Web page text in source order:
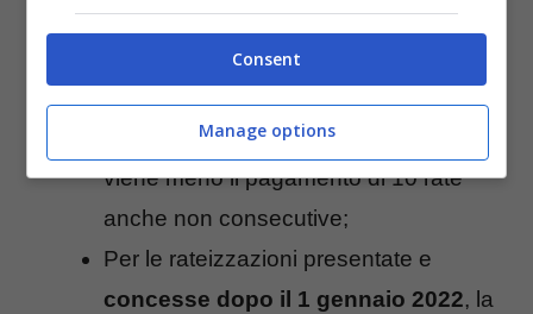
anche non consecutive;
Per la rateizzazione
decadenza si attua nel momento in cui
viene meno il pagamento di 10 rate
anche non consecutive;
Per le rateizzazioni presentate e
concesse dopo il 1 gennaio 2022, la
Consent
Manage options